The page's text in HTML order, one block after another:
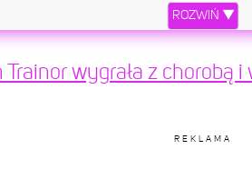
ROZWIŃ ▼
wygrała z chorobą i
REKLAMA